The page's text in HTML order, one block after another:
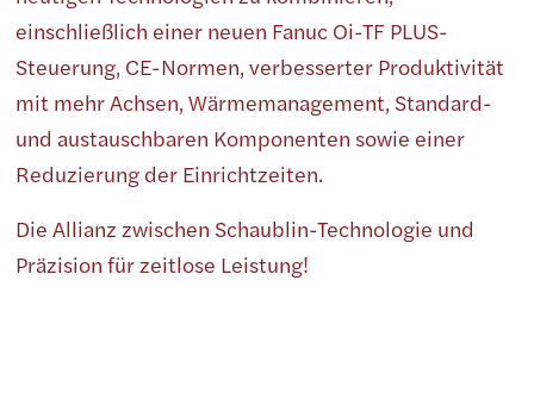
einschließlich einer neuen Fanuc Oi-TF PLUS-
Steuerung, CE-Normen, verbesserter Produktivität
mit mehr Achsen, Wärmemanagement, Standard-
und austauschbaren Komponenten sowie einer
Reduzierung der Einrichtzeiten.
Die Allianz zwischen Schaublin-Technologie und
Präzision für zeitlose Leistung!